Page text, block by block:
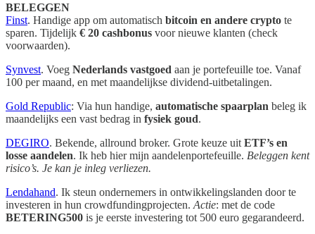
BELEGGEN
Finst. Handige app om automatisch bitcoin en andere crypto te
sparen. Tijdelijk € 20 cashbonus voor nieuwe klanten (check
voorwaarden).
Synvest. Voeg Nederlands vastgoed aan je portefeuille toe. Vanaf
100 per maand, en met maandelijkse dividend-uitbetalingen.
Gold Republic: Via hun handige, automatische spaarplan beleg ik
maandelijks een vast bedrag in fysiek goud.
DEGIRO. Bekende, allround broker. Grote keuze uit ETF’s en
losse aandelen. Ik heb hier mijn aandelenportefeuille. Beleggen kent
risico’s. Je kan je inleg verliezen.
Lendahand. Ik steun ondernemers in ontwikkelingslanden door te
investeren in hun crowdfundingprojecten. Actie: met de code
BETERING500 is je eerste investering tot 500 euro gegarandeerd.